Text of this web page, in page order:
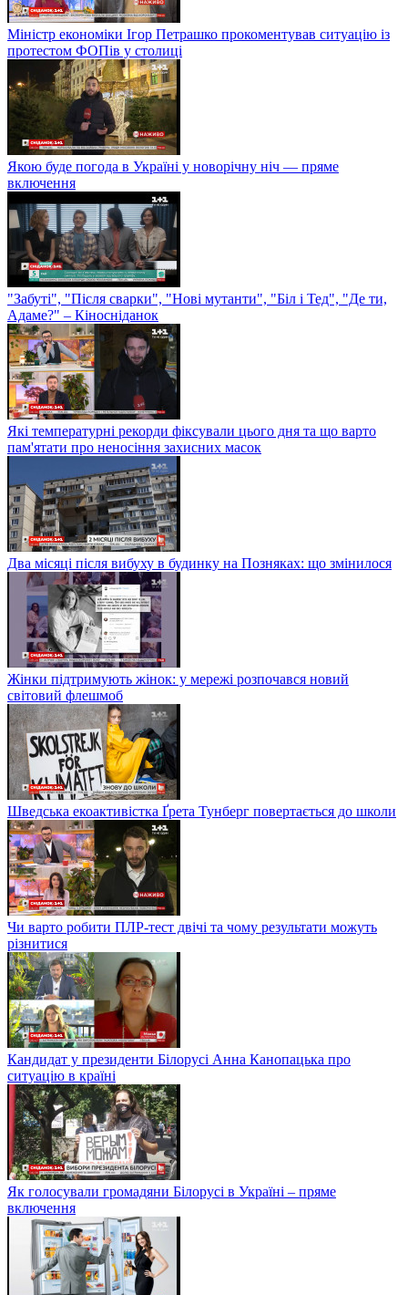
Міністр економіки Ігор Петрашко прокоментував ситуацію із
протестом ФОПів у столиці
Якою буде погода в Україні у новорічну ніч — пряме
включення
"Забуті", "Після сварки", "Нові мутанти", "Біл і Тед", "Де ти,
Адаме?" – Кіносніданок
Які температурні рекорди фіксували цього дня та що варто
пам'ятати про неносіння захисних масок
Два місяці після вибуху в будинку на Позняках: що змінилося
Жінки підтримують жінок: у мережі розпочався новий
світовий флешмоб
Шведська екоактивістка Ґрета Тунберг повертається до школи
Чи варто робити ПЛР-тест двічі та чому результати можуть
різнитися
Кандидат у президенти Білорусі Анна Канопацька про
ситуацію в країні
Як голосували громадяни Білорусі в Україні – пряме
включення